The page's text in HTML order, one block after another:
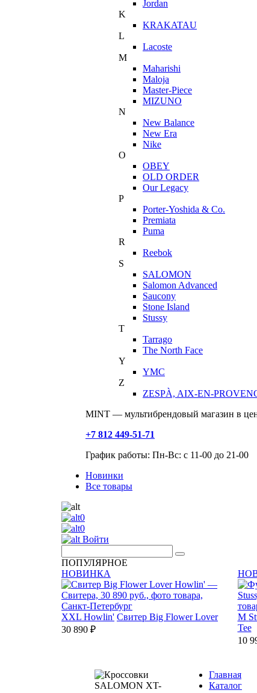
Jordan
K
KRAKATAU
L
Lacoste
M
Maharishi
Maloja
Master-Piece
MIZUNO
N
New Balance
New Era
Nike
O
OBEY
OLD ORDER
Our Legacy
P
Porter-Yoshida & Co.
Premiata
Puma
R
Reebok
S
SALOMON
Salomon Advanced
Saucony
Stone Island
Stussy
T
Tarrago
The North Face
Y
YMC
Z
ZESPÀ, AIX-EN-
MINT — мультибрендовый магазин в
+7 812 449-51-71
График работы: Пн-Вс: с 11-00 до 21-00
Новинки
Все товары
0
0
Войти
ПОПУЛЯРНОЕ
НОВИНКА
XXL Howlin' Свитер Big Flower Lover
30 890 ₽
M
Tee
10
Главная
Каталог